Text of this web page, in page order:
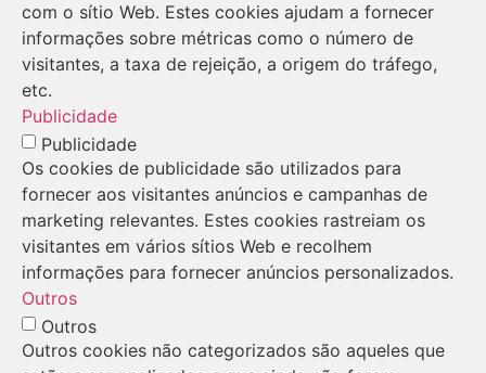
com o sítio Web. Estes cookies ajudam a fornecer
informações sobre métricas como o número de
visitantes, a taxa de rejeição, a origem do tráfego,
etc.
Publicidade
Publicidade
Os cookies de publicidade são utilizados para
fornecer aos visitantes anúncios e campanhas de
marketing relevantes. Estes cookies rastreiam os
visitantes em vários sítios Web e recolhem
informações para fornecer anúncios personalizados.
Outros
Outros
Outros cookies não categorizados são aqueles que